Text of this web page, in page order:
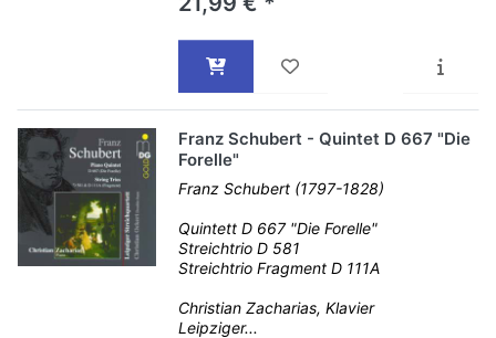
Franz Schubert - Quintet D 667 "Die
Forelle"
Franz Schubert (1797-1828)
Quintett D 667 "Die Forelle"
Streichtrio D 581
Streichtrio Fragment D 111A
Christian Zacharias, Klavier
Leipziger...